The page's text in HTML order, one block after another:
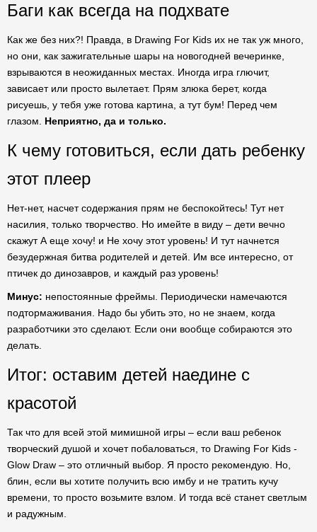
Баги как всегда на подхвате
Как же без них?! Правда, в Drawing For Kids их не так уж много,
но они, как зажигательные шары на новогодней вечеринке,
взрываются в неожиданных местах. Иногда игра глючит,
зависает или просто вылетает. Прям злюка берет, когда
рисуешь, у тебя уже готова картина, а тут бум! Перед чем
глазом. Неприятно, да и только.
К чему готовиться, если дать ребенку
этот плеер
Нет-нет, насчет содержания прям не беспокойтесь! Тут нет
насилия, только творчество. Но имейте в виду – дети вечно
скажут А еще хочу! и Не хочу этот уровень! И тут начнется
безудержная битва родителей и детей. Им все интересно, от
птичек до динозавров, и каждый раз уровень!
Минус: непостоянные фреймы. Периодически намечаются
подтормаживания. Надо бы убить это, но не знаем, когда
разработчики это сделают. Если они вообще собираются это
делать.
Итог: оставим детей наедине с
красотой
Так что для всей этой мимишной игры – если ваш ребенок
творческий душой и хочет побаловаться, то Drawing For Kids -
Glow Draw – это отличный выбор. Я просто рекомендую. Но,
блин, если вы хотите получить всю имбу и не тратить кучу
времени, то просто возьмите взлом. И тогда всё станет светлым
и радужным.